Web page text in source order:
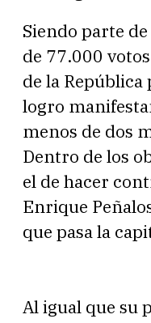
Siendo parte de
de 77.000
de la
logro
menos de dos
Dentro de los
el de hacer
Enrique
que pasa la
Al igual que su